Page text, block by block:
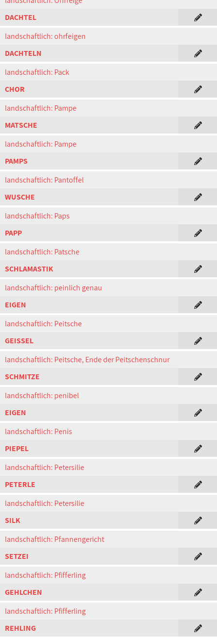
DACHTEL
landschaftlich: ohrfeigen
DACHTELN
landschaftlich: Pack
CHOR
landschaftlich: Pampe
MATSCHE
landschaftlich: Pampe
PAMPS
landschaftlich: Pantoffel
WUSCHE
landschaftlich: Paps
PAPP
landschaftlich: Patsche
SCHLAMASTIK
landschaftlich: peinlich genau
EIGEN
landschaftlich: Peitsche
GEISSEL
landschaftlich: Peitsche, Ende der Peitschenschnur
SCHMITZE
landschaftlich: penibel
EIGEN
landschaftlich: Penis
PIEPEL
landschaftlich: Petersilie
PETERLE
landschaftlich: Petersilie
SILK
landschaftlich: Pfannengericht
SETZEI
landschaftlich: Pfifferling
GEHLCHEN
landschaftlich: Pfifferling
REHLING